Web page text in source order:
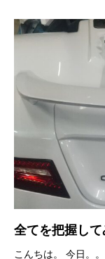
全てを把握し
こんちは。 今日。